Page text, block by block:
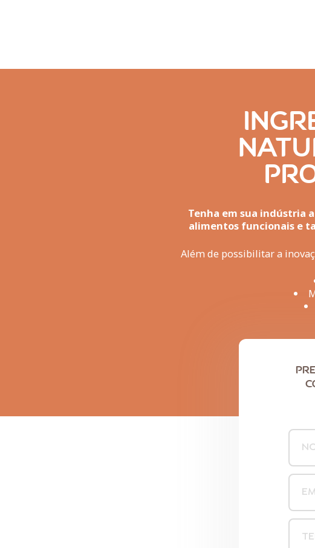
Tenha em sua indústria
alimentos funcionais e
Além de possibilitar a